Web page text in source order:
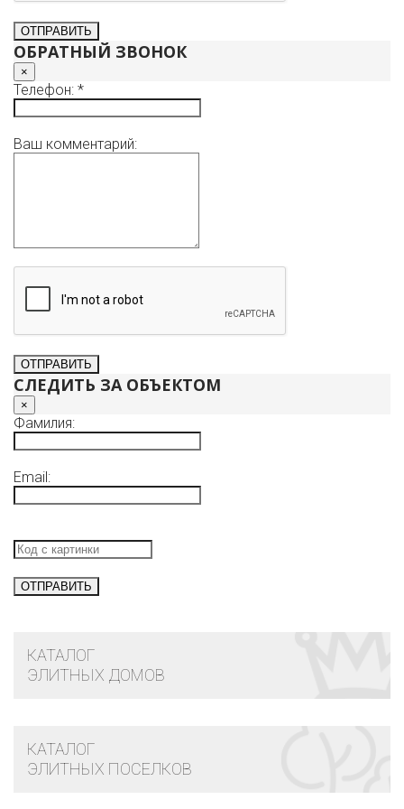
ОБРАТНЫЙ ЗВОНОК
×
Телефон: *
Ваш комментарий:
СЛЕДИТЬ ЗА ОБЪЕКТОМ
×
Фамилия:
Email:
КАТАЛОГ
ЭЛИТНЫХ ДОМОВ
КАТАЛОГ
ЭЛИТНЫХ ПОСЕЛКОВ